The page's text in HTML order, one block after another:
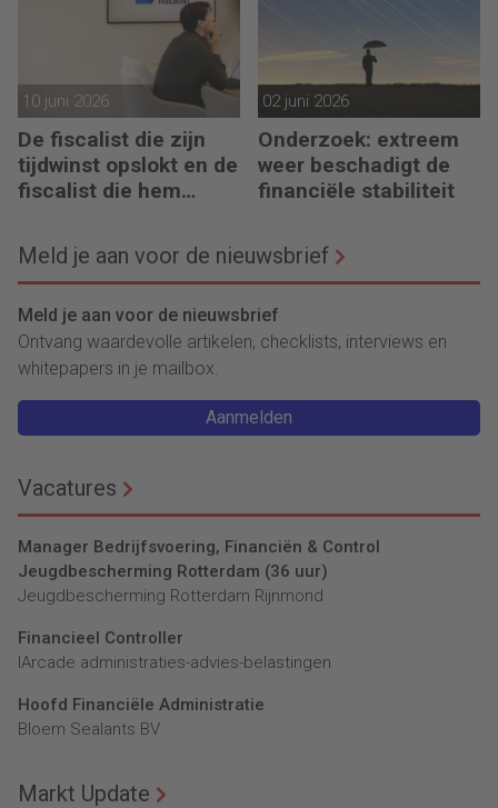
10 juni 2026
De fiscalist die zijn
tijdwinst opslokt en de
fiscalist die hem
02 juni 2026
Onderzoek: extreem
weer beschadigt de
financiële stabiliteit
Meld je aan voor de nieuwsbrief
Meld je aan voor de nieuwsbrief
Ontvang waardevolle artikelen, checklists, interviews en
whitepapers in je mailbox.
Aanmelden
Vacatures
Manager Bedrijfsvoering, Financiën & Control
Jeugdbescherming Rotterdam (36 uur)
Jeugdbescherming Rotterdam Rijnmond
Financieel Controller
lArcade administraties-advies-belastingen
Hoofd Financiële Administratie
Bloem Sealants BV
Markt Update